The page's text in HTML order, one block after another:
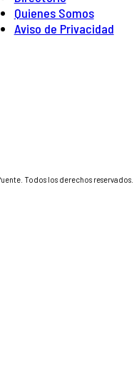
Quienes Somos
Aviso de Privacidad
Todos los derechos reservados.